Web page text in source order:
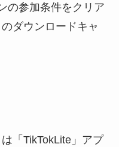
の参加条件をクリア
ダウンロードキャ
「TikTokLite」アプ